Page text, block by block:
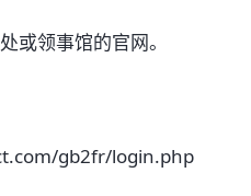
领事馆的官网。
gb2fr/login.php